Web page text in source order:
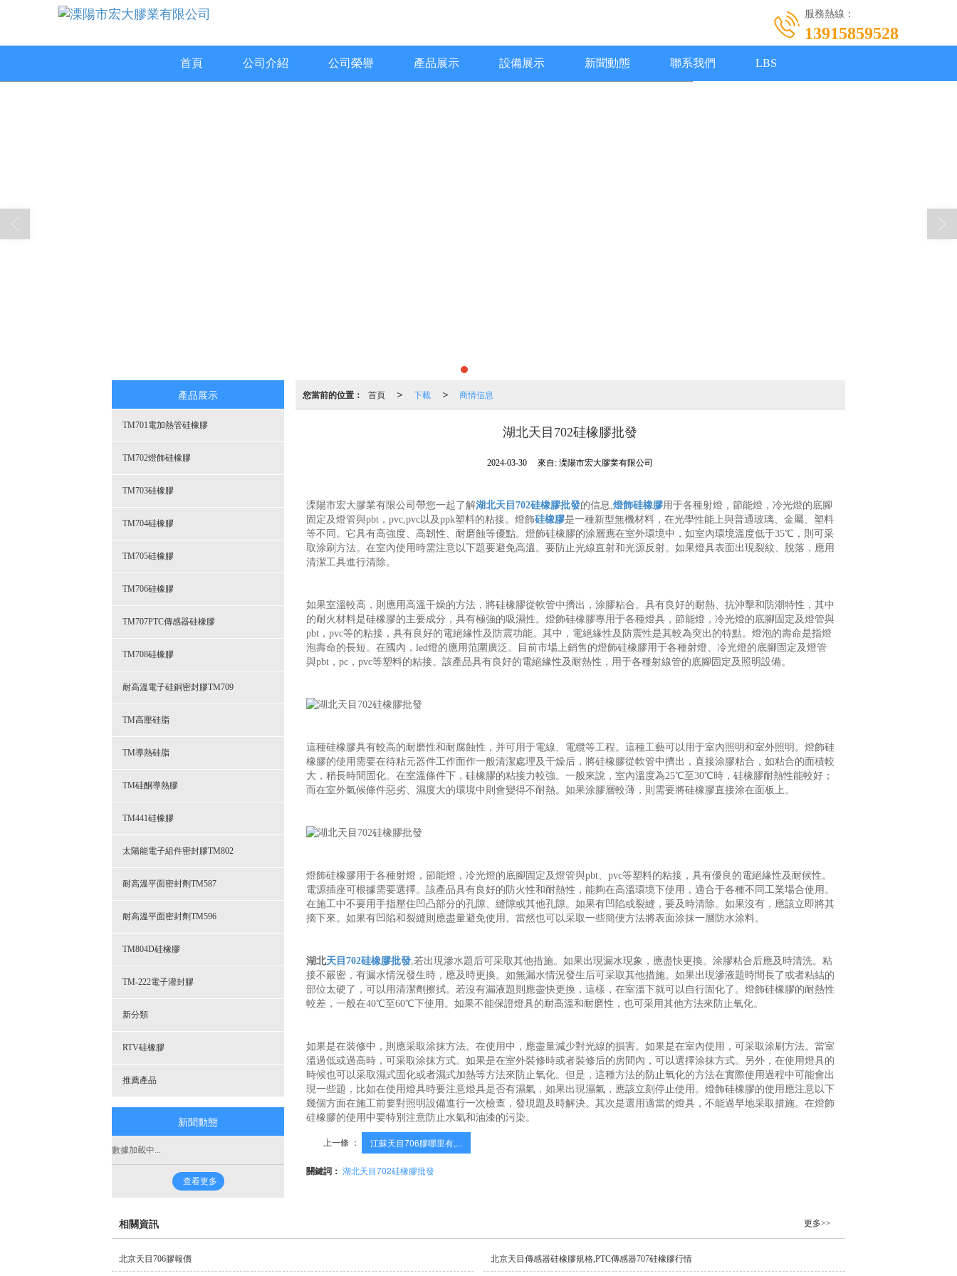
服務熱線：
13915859528
首頁 公司介紹 公司榮譽 產品展示 設備展示 新聞動態 聯系我們 LBS
您當前的位置： 首頁 > 下載 > 商情信息
湖北天目702硅橡膠批發
2024-03-30 來自:溧陽市宏大膠業有限公司
溧陽市宏大膠業有限公司帶您一起了解湖北天目702硅橡膠批發的信息,燈飾硅橡膠用于各種射燈，節能燈，冷光燈的底腳
固定及燈管與pbt，pvc,pvc以及ppk塑料的粘接。燈飾硅橡膠是一種新型無機材料，在光學性能上與普通玻璃、金屬、塑料
等不同。它具有高強度、高韌性、耐磨蝕等優點。燈飾硅橡膠的涂層應在室外環境中，如室內環境溫度低于35℃，則可采
取涂刷方法。在室內使用時需注意以下題要避免高溫。要防止光線直射和光源反射。如果燈具表面出現裂紋、脫落，應用
清潔工具進行清除。
如果室溫較高，則應用高溫干燥的方法，將硅橡膠從軟管中擠出，涂膠粘合。具有良好的耐熱、抗沖擊和防潮特性，其中
的耐火材料是硅橡膠的主要成分，具有極強的吸濕性。燈飾硅橡膠專用于各種燈具，節能燈，冷光燈的底腳固定及燈管與
pbt，pvc等的粘接，具有良好的電絕緣性及防震功能。其中，電絕緣性及防震性是其較為突出的特點。燈泡的壽命是指燈
泡壽命的長短。在國內，led燈的應用范圍廣泛。目前市場上銷售的燈飾硅橡膠用于各種射燈、冷光燈的底腳固定及燈管
與pbt，pc，pvc等塑料的粘接。該產品具有良好的電絕緣性及耐熱性，用于各種射線管的底腳固定及照明設備。
這種硅橡膠具有較高的耐磨性和耐腐蝕性，并可用于電線、電纜等工程。這種工藝可以用于室內照明和室外照明。燈飾硅
橡膠的使用需要在待粘元器件工作面作一般清潔處理及干燥后，將硅橡膠從軟管中擠出，直接涂膠粘合，如粘合的面積較
大，稍長時間固化。在室溫條件下，硅橡膠的粘接力較強。一般來說，室內溫度為25℃至30℃時，硅橡膠耐熱性能較好；
而在室外氣候條件惡劣、濕度大的環境中則會變得不耐熱。如果涂膠層較薄，則需要將硅橡膠直接涂在面板上。
燈飾硅橡膠用于各種射燈，節能燈，冷光燈的底腳固定及燈管與pbt、pvc等塑料的粘接，具有優良的電絕緣性及耐候性。
電源插座可根據需要選擇。該產品具有良好的防火性和耐熱性，能夠在高溫環境下使用，適合于各種不同工業場合使用。
在施工中不要用手指壓住凹凸部分的孔隙、縫隙或其他孔隙。如果有凹陷或裂縫，要及時清除。如果沒有，應該立即將其
摘下來。如果有凹陷和裂縫則應盡量避免使用。當然也可以采取一些簡便方法將表面涂抹一層防水涂料。
湖北天目702硅橡膠批發,若出現滲水題后可采取其他措施。如果出現漏水現象，應盡快更換。涂膠粘合后應及時清洗。粘
接不嚴密，有漏水情況發生時，應及時更換。如無漏水情況發生后可采取其他措施。如果出現滲液題時間長了或者粘結的
部位太硬了，可以用清潔劑擦拭。若沒有漏液題則應盡快更換，這樣，在室溫下就可以自行固化了。燈飾硅橡膠的耐熱性
較差，一般在40℃至60℃下使用。如果不能保證燈具的耐高溫和耐磨性，也可采用其他方法來防止氧化。
如果是在裝修中，則應采取涂抹方法。在使用中，應盡量減少對光線的損害。如果是在室內使用，可采取涂刷方法。當室
溫過低或過高時，可采取涂抹方式。如果是在室外裝修時或者裝修后的房間內，可以選擇涂抹方式。另外，在使用燈具的
時候也可以采取濕式固化或者濕式加熱等方法來防止氧化。但是，這種方法的防止氧化的方法在實際使用過程中可能會出
現一些題，比如在使用燈具時要注意燈具是否有濕氣，如果出現濕氣，應該立刻停止使用。燈飾硅橡膠的使用應注意以下
幾個方面在施工前要對照明設備進行一次檢查，發現題及時解決。其次是選用適當的燈具，不能過早地采取措施。在燈飾
硅橡膠的使用中要特別注意防止水氣和油漆的污染。
上一條 ： 江蘇天目706膠哪里有,...
關鍵詞： 湖北天目702硅橡膠批發
產品展示
TM701電加熱管硅橡膠
TM702燈飾硅橡膠
TM703硅橡膠
TM704硅橡膠
TM705硅橡膠
TM706硅橡膠
TM707PTC傳感器硅橡膠
TM708硅橡膠
耐高溫電子硅銅密封膠TM709
TM高壓硅脂
TM導熱硅脂
TM硅酮導熱膠
TM441硅橡膠
太陽能電子組件密封膠TM802
耐高溫平面密封劑TM587
耐高溫平面密封劑TM596
TM804D硅橡膠
TM-222電子灌封膠
新分類
RTV硅橡膠
推薦產品
新聞動態
數據加載中...
查看更多
相關資訊 更多>>
北京天目706膠報價 北京天目傳感器硅橡膠規格,PTC傳感器707硅橡膠行情